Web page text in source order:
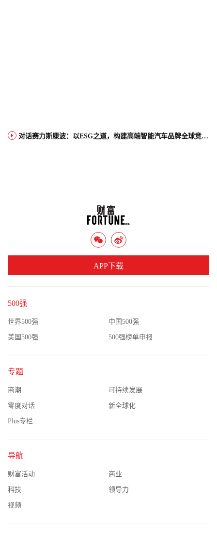
对话赛力斯康波：以ESG之道，构建高端智能汽车品牌全球竞争力
500强
世界500强 中国500强
美国500强 500强榜单申报
专题
商潮 可持续发展
零度对话 新全球化
Plus专栏
导航
财富活动 商业
科技 领导力
视频
APP下载